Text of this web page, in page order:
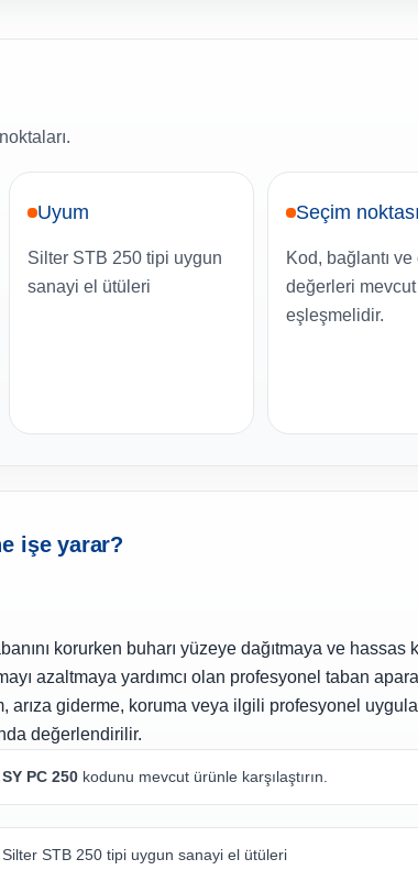
Uyum
Silter STB 250 tipi uygun
sanayi el ütüleri
Seçim noktası
Kod, bağlantı ve
değerleri
eşleşmelidir.
işe yarar?
korurken buharı yüzeye dağıtmaya ve hassas
azaltmaya yardımcı olan profesyonel taban
arıza giderme, koruma veya ilgili profesyonel
değerlendirilir.
SY PC 250 kodunu mevcut ürünle karşılaştırın.
Silter STB 250 tipi uygun sanayi el ütüleri